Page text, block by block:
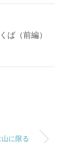
ば（前編）
山に限る